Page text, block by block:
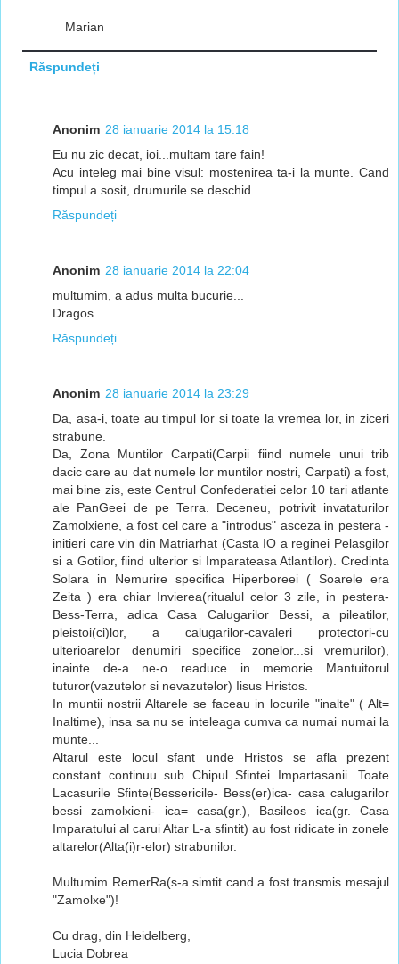
Marian
Răspundeți
Anonim 28 ianuarie 2014 la 15:18
Eu nu zic decat, ioi...multam tare fain!
Acu inteleg mai bine visul: mostenirea ta-i la munte. Cand
timpul a sosit, drumurile se deschid.
Răspundeți
Anonim 28 ianuarie 2014 la 22:04
multumim, a adus multa bucurie...
Dragos
Răspundeți
Anonim 28 ianuarie 2014 la 23:29
Da, asa-i, toate au timpul lor si toate la vremea lor, in ziceri
strabune.
Da, Zona Muntilor Carpati(Carpii fiind numele unui trib
dacic care au dat numele lor muntilor nostri, Carpati) a fost,
mai bine zis, este Centrul Confederatiei celor 10 tari atlante
ale PanGeei de pe Terra. Deceneu, potrivit invataturilor
Zamolxiene, a fost cel care a "introdus" asceza in pestera -
initieri care vin din Matriarhat (Casta IO a reginei Pelasgilor
si a Gotilor, fiind ulterior si Imparateasa Atlantilor). Credinta
Solara in Nemurire specifica Hiperboreei ( Soarele era
Zeita ) era chiar Invierea(ritualul celor 3 zile, in pestera-
Bess-Terra, adica Casa Calugarilor Bessi, a pileatilor,
pleistoi(ci)lor, a calugarilor-cavaleri protectori-cu
ulterioarelor denumiri specifice zonelor...si vremurilor),
inainte de-a ne-o readuce in memorie Mantuitorul
tuturor(vazutelor si nevazutelor) Iisus Hristos.
In muntii nostrii Altarele se faceau in locurile "inalte" ( Alt=
Inaltime), insa sa nu se inteleaga cumva ca numai numai la
munte...
Altarul este locul sfant unde Hristos se afla prezent
constant continuu sub Chipul Sfintei Impartasanii. Toate
Lacasurile Sfinte(Bessericile- Bess(er)ica- casa calugarilor
bessi zamolxieni- ica= casa(gr.), Basileos ica(gr. Casa
Imparatului al carui Altar L-a sfintit) au fost ridicate in zonele
altarelor(Alta(i)r-elor) strabunilor.
Multumim RemerRa(s-a simtit cand a fost transmis mesajul
"Zamolxe")!
Cu drag, din Heidelberg,
Lucia Dobrea